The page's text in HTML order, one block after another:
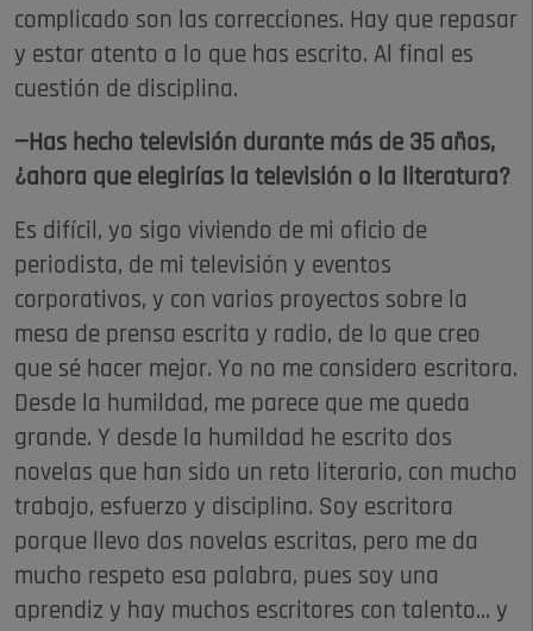
complicado son las correcciones. Hay que repasar
y estar atento a lo que has escrito. Al final es
cuestión de disciplina.
—Has hecho televisión durante más de 35 años,
¿ahora que elegirías la televisión o la literatura?
Es difícil, yo sigo viviendo de mi oficio de
periodista, de mi televisión y eventos
corporativos, y con varios proyectos sobre la
mesa de prensa escrita y radio, de lo que creo
que sé hacer mejor. Yo no me considero escritora.
Desde la humildad, me parece que me queda
grande. Y desde la humildad he escrito dos
novelas que han sido un reto literario, con mucho
trabajo, esfuerzo y disciplina. Soy escritora
porque llevo dos novelas escritas, pero me da
mucho respeto esa palabra, pues soy una
aprendiz y hay muchos escritores con talento... y